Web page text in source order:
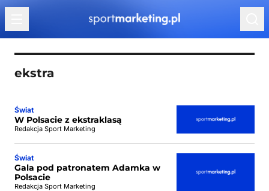
Przejdź do treści
ekstra
Świat
W Polsacie z ekstraklasą
Redakcja Sport Marketing
Świat
Gala pod patronatem Adamka w
Polsacie
Redakcja Sport Marketing